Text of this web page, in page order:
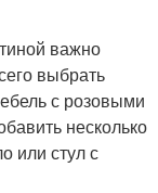
важно
выбрать
с розовыми
несколько
или стул с